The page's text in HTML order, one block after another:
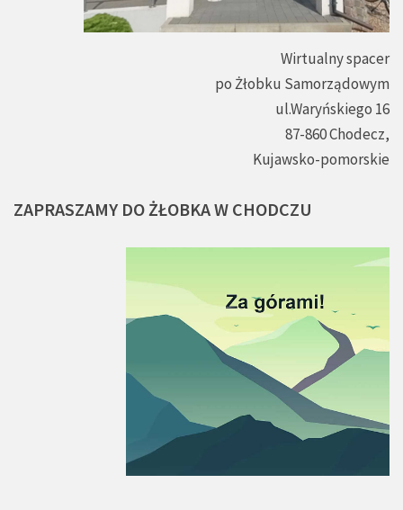
Wirtualny spacer
po Żłobku Samorządowym
ul.Waryńskiego 16
87-860 Chodecz,
Kujawsko-pomorskie
ZAPRASZAMY DO ŻŁOBKAW CHODCZU